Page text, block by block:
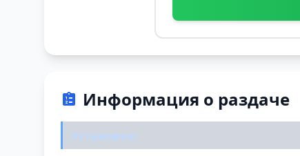
Информация о раздаче
Установка: